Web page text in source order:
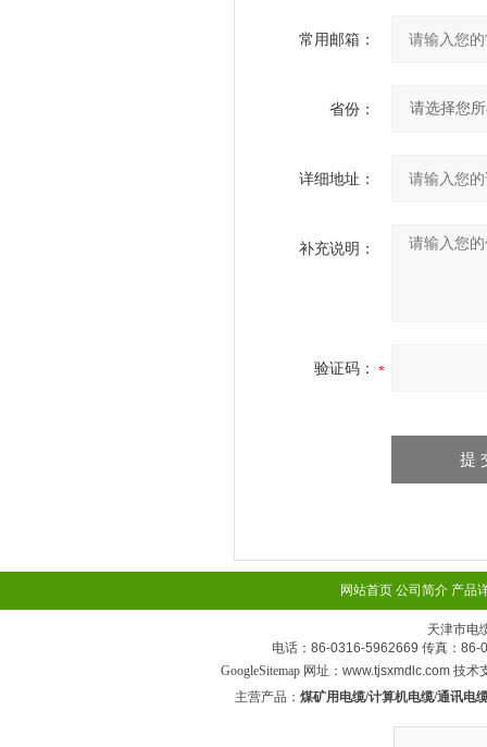
常用邮箱：
省份：
详细地址：
补充说明：
验证码：
网站首页 公司简介 产品
天津市电
电话：86-0316-5962669 传真：86-
GoogleSitemap网址：www.tjsxmdlc.com 技术
主营产品： 煤矿用电缆/计算机电缆/通讯电